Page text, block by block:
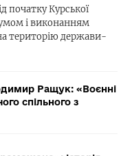
початку Курської
і виконанням
територію держави-
Ращук: «Воєнні
спільного з